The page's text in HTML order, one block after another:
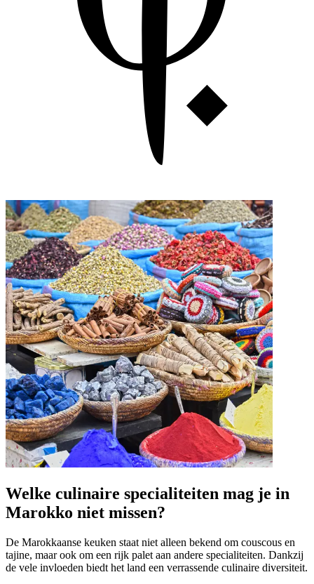
Welke culinaire specialiteiten mag je in
Marokko niet missen?
De Marokkaanse keuken staat niet alleen bekend om couscous en
tajine, maar ook om een rijk palet aan andere specialiteiten. Dankzij
de vele invloeden biedt het land een verrassende culinaire diversiteit.